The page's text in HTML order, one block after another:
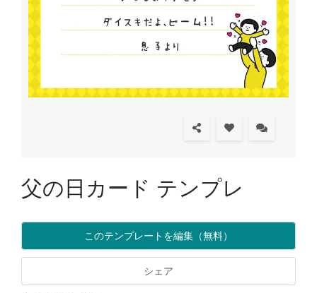
父の日カード テンプレ
このテンプレートを編集（無料）
シェア